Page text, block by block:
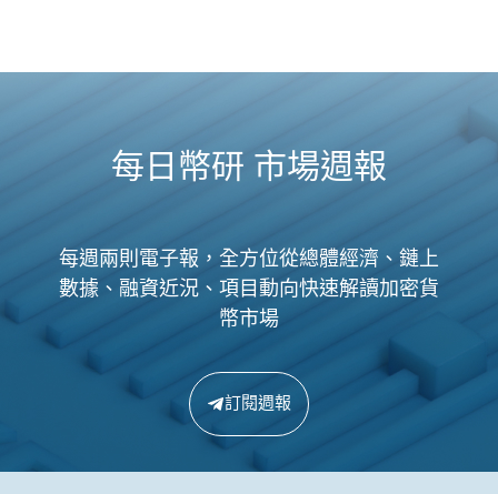
每日幣研 市場週報
每週兩則電子報，全方位從總體經濟、鏈上
數據、融資近況、項目動向快速解讀加密貨
幣市場
訂閱週報